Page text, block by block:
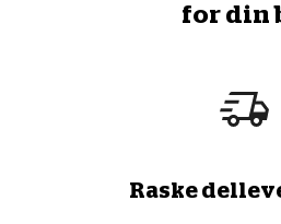
for din
Raske